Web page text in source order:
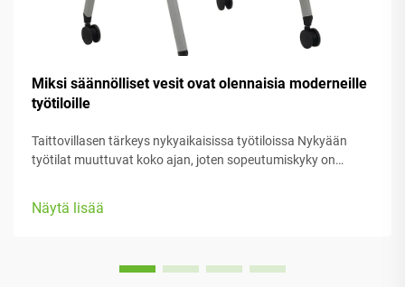
Miksi säännölliset vesit ovat olennaisia moderneille
työtiloille
Taittovillasen tärkeys nykyaikaisissa työtiloissa Nykyään
työtilat muuttuvat koko ajan, joten sopeutumiskyky on
Näytä lisää